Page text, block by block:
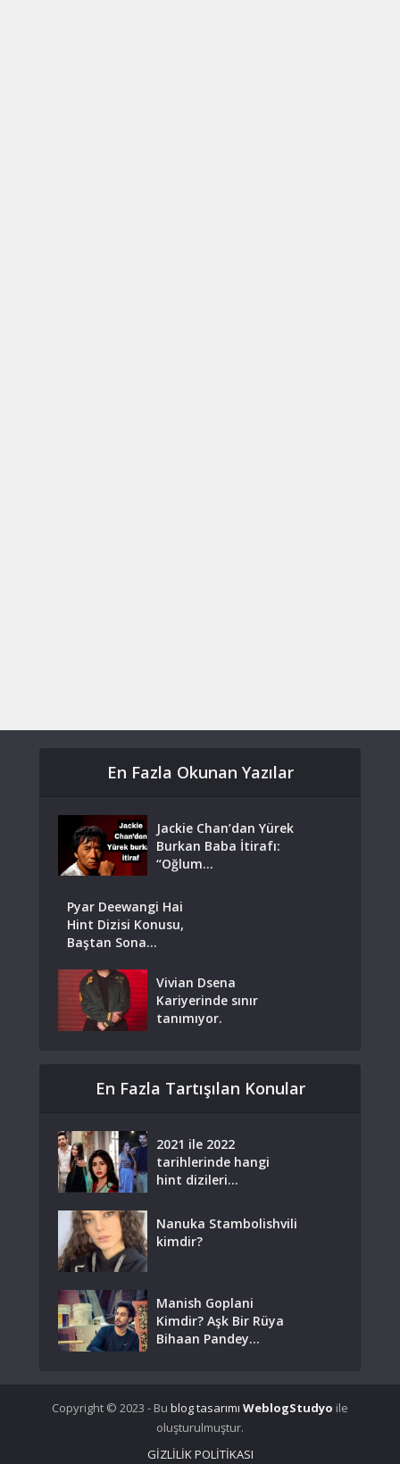
En Fazla Okunan Yazılar
Jackie Chan’dan Yürek
Burkan Baba İtirafı:
“Oğlum...
Pyar Deewangi Hai
Hint Dizisi Konusu,
Baştan Sona...
Vivian Dsena
Kariyerinde sınır
tanımıyor.
En Fazla Tartışılan Konular
2021 ile 2022
tarihlerinde hangi
hint dizileri...
Nanuka Stambolishvili
kimdir?
Manish Goplani
Kimdir? Aşk Bir Rüya
Bihaan Pandey...
Copyright © 2023 - Bu blog tasarımı WeblogStudyo ile
oluşturulmuştur.
GİZLİLİK POLİTİKASI